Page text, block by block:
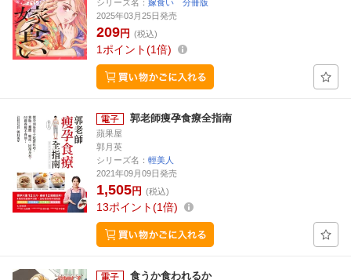
シリーズ名： 嫁食い 分冊版
2025年03月25日発売
209円 (税込)
1 ポイント 1倍
郭老師痩孕食療全指南
蘋果屋
郭月英
シリーズ名： 輕美人
2021年09月09日発売
1,505円 (税込)
13ポイント 1倍
食うか食われるか